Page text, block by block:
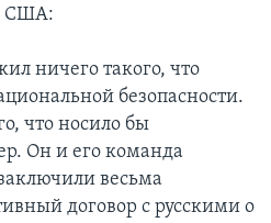
США:
ничего такого, что
безопасности.
что носило бы
Он и его команда
весьма
договор с русскими о